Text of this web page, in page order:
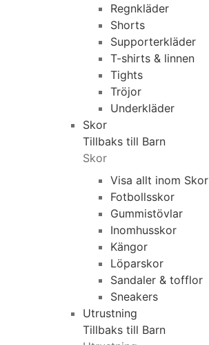
Regnkläder
Shorts
Supporterkläder
T-shirts & linnen
Tights
Tröjor
Underkläder
Skor
Tillbaks till Barn
Skor
Visa allt inom Skor
Fotbollsskor
Gummistövlar
Inomhusskor
Kängor
Löparskor
Sandaler & tofflor
Sneakers
Utrustning
Tillbaks till Barn